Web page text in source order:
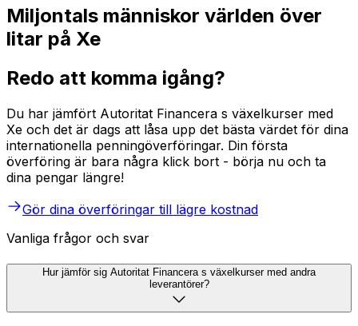
Miljontals människor världen över
litar på Xe
Redo att komma igång?
Du har jämfört Autoritat Financera s växelkurser med
Xe och det är dags att låsa upp det bästa värdet för dina
internationella penningöverföringar. Din första
överföring är bara några klick bort - börja nu och ta
dina pengar längre!
Gör dina överföringar till lägre kostnad
Vanliga frågor och svar
Hur jämför sig Autoritat Financera s växelkurser med andra
leverantörer?